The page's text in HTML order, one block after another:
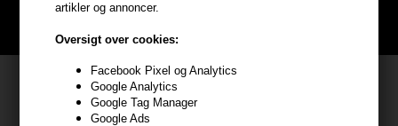
artikler og annoncer.
Oversigt over cookies:
Facebook Pixel og Analytics
Google Analytics
Google Tag Manager
Google Ads
Kundeservice